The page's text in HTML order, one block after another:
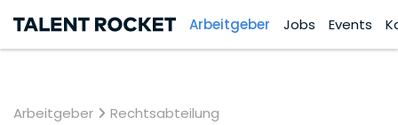
Arbeitgeber Jobs Events
Arbeitgeber Rechtsabteilung